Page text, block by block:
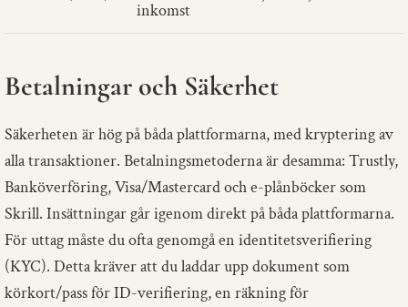
inkomst
Betalningar och Säkerhet
Säkerheten är hög på båda plattformarna, med kryptering av
alla transaktioner. Betalningsmetoderna är desamma: Trustly,
Banköverföring, Visa/Mastercard och e-plånböcker som
Skrill. Insättningar går igenom direkt på båda plattformarna.
För uttag måste du ofta genomgå en identitetsverifiering
(KYC). Detta kräver att du laddar upp dokument som
körkort/pass för ID-verifiering, en räkning för